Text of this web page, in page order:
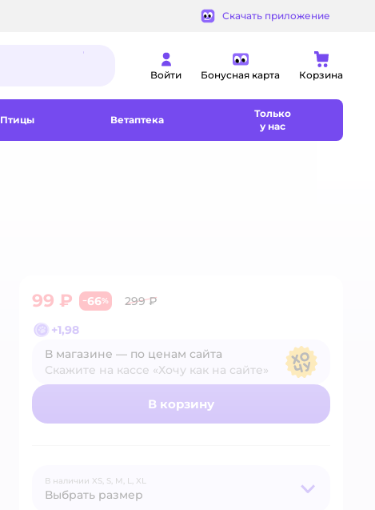
Скачать приложение
Войти Бонусная карта Корзина
Птицы Ветаптека
Только
у нас
99 ₽ −66%
299 ₽
+1,98
В магазине — по ценам сайта
Скажите на кассе «Хочу как на сайте»
В магазине — по ценам сайта
В корзину
В наличии XS, S, M, L, XL
Выбрать размер